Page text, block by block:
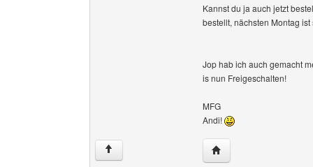
Kannst du ja auch jetzt
bestellt, nächsten Montag
Jop hab ich auch gemacht
is nun Freigeschalten!
MFG
Andi!
↑ Website dieses